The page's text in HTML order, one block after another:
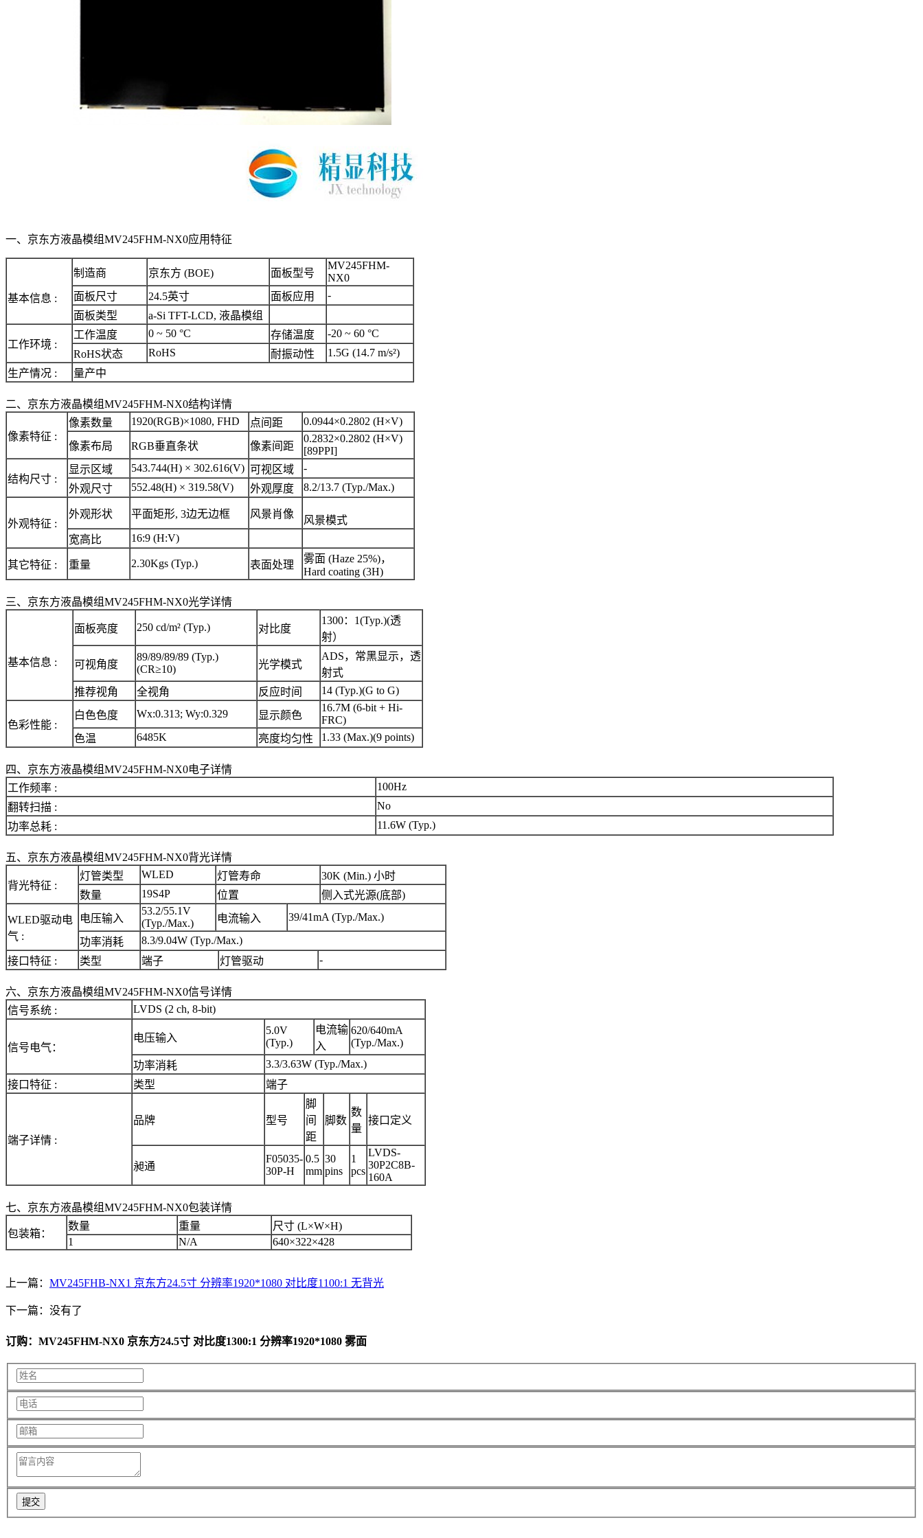
一、京东方液晶模组MV245FHM-NX0应用特征
基本信息 :
制造商 京东方 (BOE) 面板型号
MV245FHM-
NX0
面板尺寸
24.5英寸 面板应用
-
面板类型
a-Si TFT-LCD, 液晶模组
工作环境 :
工作温度 0 ~ 50 °C 存储温度
-20 ~ 60 °C
RoHS状态
RoHS 耐振动性
1.5G (14.7 m/s²)
生产情况 :
量产中
二、京东方液晶模组MV245FHM-NX0结构详情
像素特征 :
像素数量 1920(RGB)×1080, FHD 点间距 0.0944×0.2802 (H×V)
像素布局 RGB垂直条状 像素间距
0.2832×0.2802 (H×V)
[89PPI]
结构尺寸 :
显示区域 543.744(H) × 302.616(V) 可视区域
-
外观尺寸
552.48(H) × 319.58(V) 外观厚度 8.2/13.7 (Typ./Max.)
外观特征 :
外观形状 平面矩形, 3边无边框 风景肖像
风景模式
宽高比
16:9 (H:V)
其它特征 : 重量 2.30Kgs (Typ.) 表面处理
雾面 (Haze 25%)，
Hard coating (3H)
三、京东方液晶模组MV245FHM-NX0光学详情
基本信息 :
面板亮度 250 cd/m² (Typ.) 对比度
1300：1(Typ.)(透
射）
可视角度
89/89/89/89 (Typ.)
(CR≥10)
光学模式
ADS，常黑显示，透
射式
推荐视角
全视角 反应时间 14 (Typ.)(G to G)
色彩性能 :
白色色度 Wx:0.313; Wy:0.329 显示颜色
16.7M (6-bit + Hi-
FRC)
色温
6485K 亮度均匀性 1.33 (Max.)(9 points)
四、京东方液晶模组MV245FHM-NX0电子详情
工作频率 :
100Hz
翻转扫描 :
No
功率总耗 :
11.6W (Typ.)
五、京东方液晶模组MV245FHM-NX0背光详情
背光特征 :
灯管类型 WLED 灯管寿命
30K (Min.) 小时
数量
19S4P 位置 侧入式光源(底部)
WLED驱动电
气 :
电压输入
53.2/55.1V
(Typ./Max.)
电流输入 39/41mA (Typ./Max.)
功率消耗
8.3/9.04W (Typ./Max.)
接口特征 :
类型 端子 灯管驱动 -
六、京东方液晶模组MV245FHM-NX0信号详情
信号系统 :
LVDS (2 ch, 8-bit)
信号电气：
电压输入
5.0V
(Typ.)
电流输
入
620/640mA
(Typ./Max.)
功率消耗
3.3/3.63W (Typ./Max.)
接口特征 :
类型 端子
端子详情 :
品牌 型号
脚
间
距
脚数
数
量
接口定义
昶通
F05035-
30P-H
0.5
mm
30
pins
1
pcs
LVDS-
30P2C8B-
160A
七、京东方液晶模组MV245FHM-NX0包装详情
包装箱：
数量 重量
尺寸 (L×W×H)
1
N/A 640×322×428
上一篇： MV245FHB-NX1 京东方24.5寸 分辨率1920*1080 对比度1100:1 无背光
下一篇：没有了
订购：MV245FHM-NX0 京东方24.5寸 对比度1300:1 分辨率1920*1080 雾面
提交